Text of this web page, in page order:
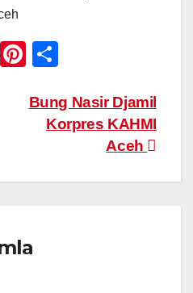
X
Pi
er ar
e
Bung Nasir Djamil
Korpres KAHMI
Aceh